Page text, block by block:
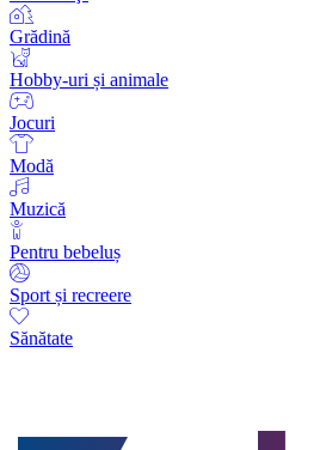
Grădină
Hobby-uri și animale
Jocuri
Modă
Muzică
Pentru bebeluș
Sport și recreere
Sănătate